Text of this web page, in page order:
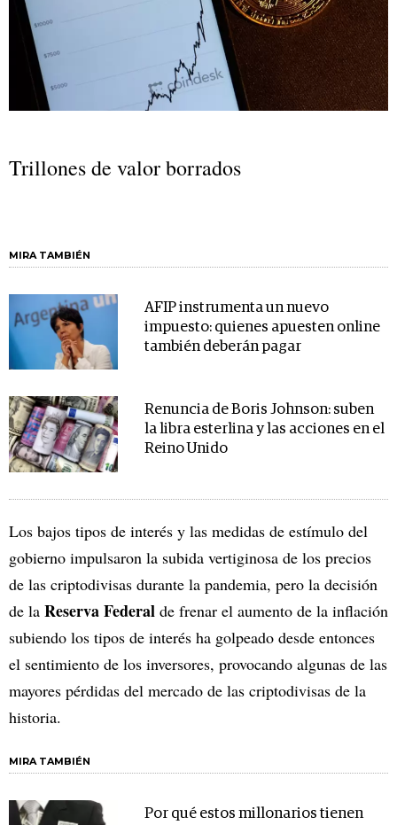
Trillones de valor borrados
MIRA TAMBIÉN
AFIP instrumenta un nuevo
impuesto: quienes apuesten online
también deberán pagar
Renuncia de Boris Johnson: suben
la libra esterlina y las acciones en el
Reino Unido
Los bajos tipos de interés y las medidas de estímulo del
gobierno impulsaron la subida vertiginosa de los precios
de las criptodivisas durante la pandemia, pero la decisión
de la Reserva Federal de frenar el aumento de la inflación
subiendo los tipos de interés ha golpeado desde entonces
el sentimiento de los inversores, provocando algunas de las
mayores pérdidas del mercado de las criptodivisas de la
historia.
MIRA TAMBIÉN
Por qué estos millonarios tienen